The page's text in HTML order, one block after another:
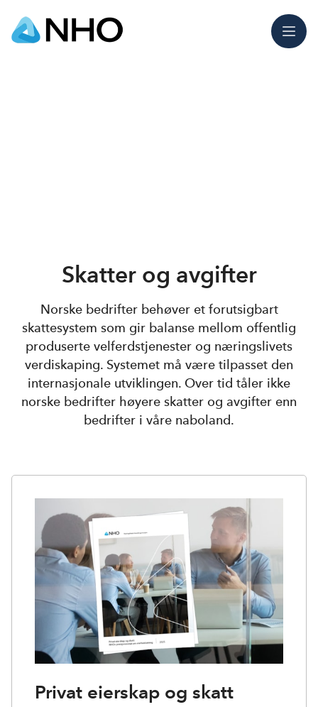
Meny
Skatter og avgifter
Norske bedrifter behøver et forutsigbart
skattesystem som gir balanse mellom offentlig
produserte velferdstjenester og næringslivets
verdiskaping. Systemet må være tilpasset den
internasjonale utviklingen. Over tid tåler ikke
norske bedrifter høyere skatter og avgifter enn
bedrifter i våre naboland.
Privat eierskap og skatt